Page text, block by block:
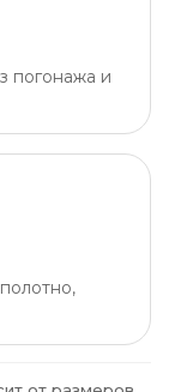
погонажа и